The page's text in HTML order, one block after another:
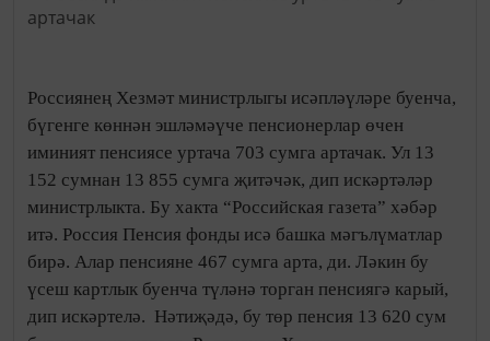
Россиянең Хезмәт министрлыгы исәпләүләре буенча,
бүгенге көннән эшләмәүче пенсионерлар өчен
иминият пенсиясе уртача 703 сумга артачак. Ул 13
152 сумнан 13 855 сумга җитәчәк, дип искәртәләр
министрлыкта. Бу хакта “Российская газета” хәбәр
итә. Россия Пенсия фонды исә башка мәгълүматлар
бирә. Алар пенсияне 467 сумга арта, ди. Ләкин бу
үсеш картлык буенча түләнә торган пенсиягә карый,
дип искәртелә. Нәтиҗәдә, бу төр пенсия 13 620 сум